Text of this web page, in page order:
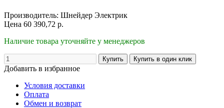
Производитель: Шнейдер Электрик
Цена 60 390,72 р.
Наличие товара уточняйте у менеджеров
Добавить в избранное
Условия доставки
Оплата
Обмен и возврат